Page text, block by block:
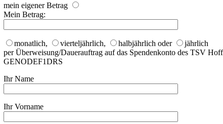
mein eigener Betrag
Mein Betrag:
monatlich, vierteljährlich, halbjährlich oder
jährlich
per Überweisung/Dauerauftrag auf das Spendenkonto des TSV
GENODEF1DRS
Ihr Name
Ihr Vorname